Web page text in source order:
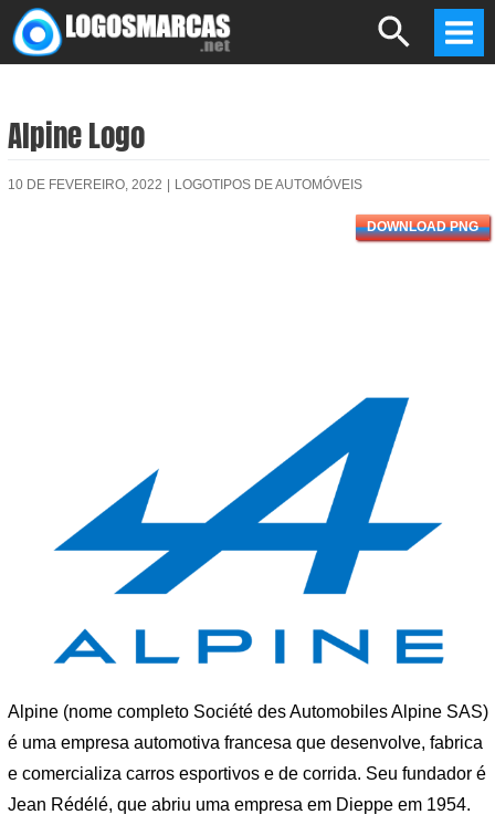
Skip
to
Search
Alpine Logo
10 DE FEVEREIRO, 2022 LOGOTIPOS DE AUTOMÓVEIS
DOWNLOAD PNG
Alpine (nome completo Société des Automobiles Alpine SAS)
é uma empresa automotiva francesa que desenvolve, fabrica
e comercializa carros esportivos e de corrida. Seu fundador é
Jean Rédélé, que abriu uma empresa em Dieppe em 1954.